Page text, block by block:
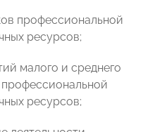
профессиональной
ресурсов;
малого и среднего
ресурсов;